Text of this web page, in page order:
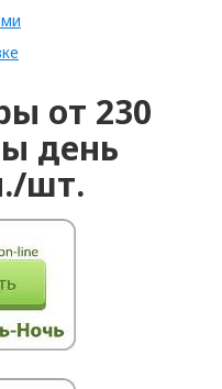
от 230
день
шт.